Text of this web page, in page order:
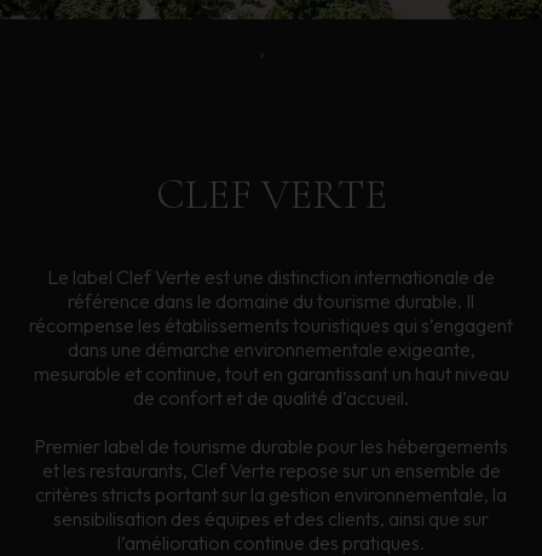
CLEF VERTE
Le label Clef Verte est une distinction internationale de
référence dans le domaine du tourisme durable. Il
récompense les établissements touristiques qui s’engagent
dans une démarche environnementale exigeante,
mesurable et continue, tout en garantissant un haut niveau
de confort et de qualité d’accueil.
Premier label de tourisme durable pour les hébergements
et les restaurants, Clef Verte repose sur un ensemble de
critères stricts portant sur la gestion environnementale, la
sensibilisation des équipes et des clients, ainsi que sur
l’amélioration continue des pratiques.